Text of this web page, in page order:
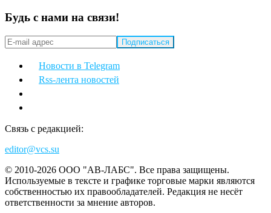
Будь с нами на связи!
Новости в Telegram
Rss-лента новостей
Связь с редакцией:
editor@vcs.su
© 2010-2026 ООО "АВ-ЛАБС". Все права защищены.
Используемые в тексте и графике торговые марки являются
собственностью их правообладателей. Редакция не несёт
ответственности за мнение авторов.